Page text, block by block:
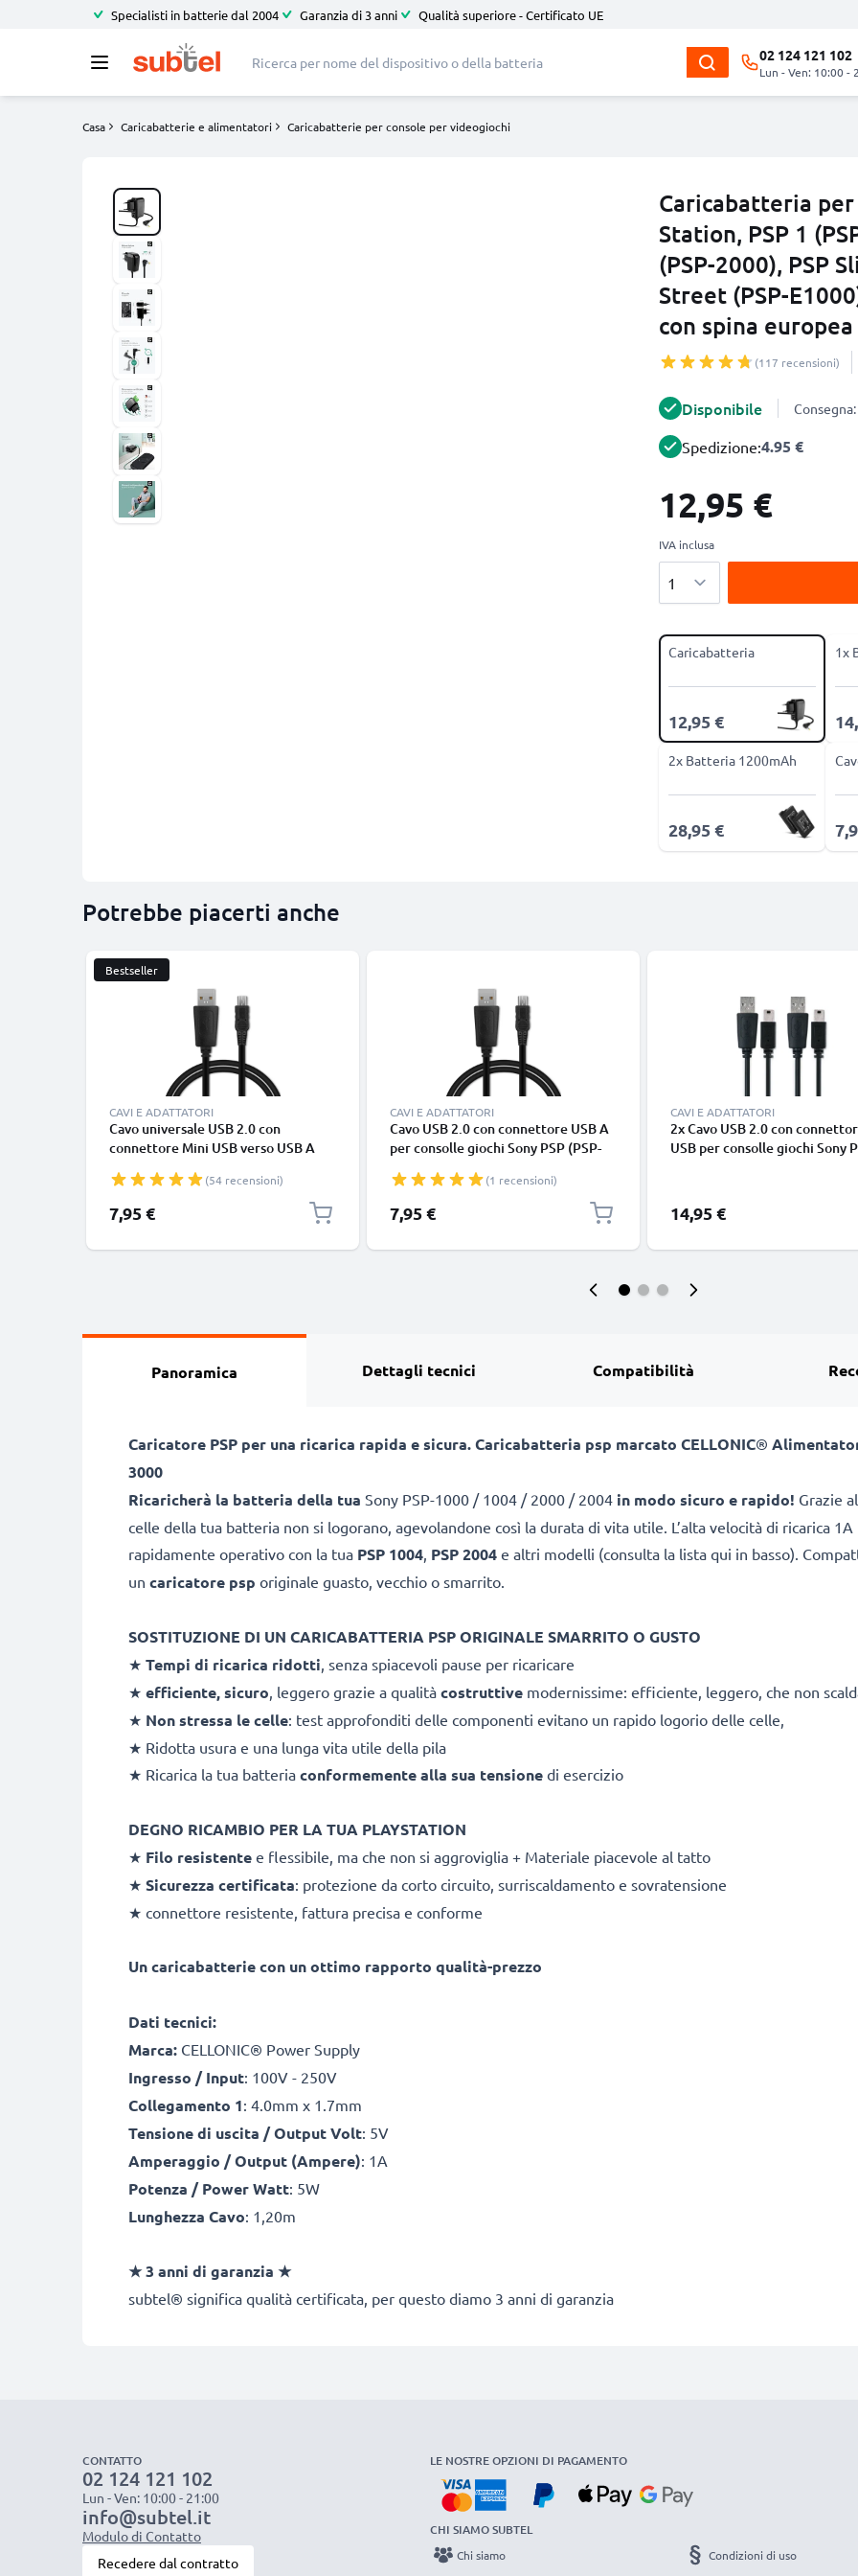
Specialisti in batterie dal 2004 Garanzia di 3 anni Qualità superiore - Certificato UE
02 124 121 102
Lun - Ven: 10:00 -
Casa Caricabatterie e alimentatori Caricabatterie per console per videogiochi
Caricabatteria per
Station, PSP 1
(PSP-2000), PSP
Street (PSP-
con spina europea
(117 recensioni)
Disponibile
Spedizione:4.95 €
12,95 €
IVA inclusa
Caricabatteria
12,95 €
1x
2x Batteria 1200mAh
28,95 €
Potrebbe piacerti anche
Bestseller
CAVI E ADATTATORI
Cavo universale USB 2.0 con
connettore Mini USB verso USB A
nero
(54 recensioni)
7,95 €
CAVI E ADATTATORI
Cavo USB 2.0 con connettore USB A
per consolle giochi Sony PSP (PSP-
(PSP-2000, PSP-2004) PSP Slim &
Lite 3 (PSP-3004) PSP Street (PSP
E1004) 1m cavetto dati & ricarica 1A
(1 recensioni)
7,95 €
CAVI E ADATTATORI
2x Cavo USB 2.0 con
USB per consolle giochi Sony
in PVC nero
14,95 €
Panoramica Dettagli tecnici Compatibilità
Caricatore PSP per una ricarica rapida e sicura. Caricabatteria psp marcato CELLONIC®
3000
Ricaricherà la batteria della tua Sony PSP-1000 / 1004 / 2000 / 2004 in modo sicuro e rapido! Grazie
celle della tua batteria non si logorano, agevolandone così la durata di vita utile. L’alta velocità di ricarica
rapidamente operativo con la tua PSP 1004, PSP 2004 e altri modelli (consulta la lista qui in basso).
un caricatore psp originale guasto, vecchio o smarrito.
SOSTITUZIONE DI UN CARICABATTERIA PSP ORIGINALE SMARRITO O GUSTO
★ Tempi di ricarica ridotti, senza spiacevoli pause per ricaricare
★ efficiente, sicuro, leggero grazie a qualità costruttive modernissime: efficiente, leggero, che non
★ Non stressa le celle: test approfonditi delle componenti evitano un rapido logorio delle celle,
★ Ridotta usura e una lunga vita utile della pila
★ Ricarica la tua batteria conformemente alla sua tensione di esercizio
DEGNO RICAMBIO PER LA TUA PLAYSTATION
★ Filo resistente e flessibile, ma che non si aggroviglia + Materiale piacevole al tatto
★ Sicurezza certificata: protezione da corto circuito, surriscaldamento e sovratensione
★ connettore resistente, fattura precisa e conforme
Un caricabatterie con un ottimo rapporto qualità-prezzo
Dati tecnici:
Marca: CELLONIC® Power Supply
Ingresso / Input: 100V - 250V
Collegamento 1: 4.0mm x 1.7mm
Tensione di uscita / Output Volt: 5V
Amperaggio / Output (Ampere): 1A
Potenza / Power Watt: 5W
Lunghezza Cavo: 1,20m
★ 3 anni di garanzia ★
subtel® significa qualità certificata, per questo diamo 3 anni di garanzia
CONTATTO
02 124 121 102
Lun - Ven: 10:00 - 21:00
info@subtel.it
Modulo di Contatto
Recedere dal contratto
LE NOSTRE OPZIONI DI PAGAMENTO
CHI SIAMO SUBTEL
Chi siamo Condizioni di uso